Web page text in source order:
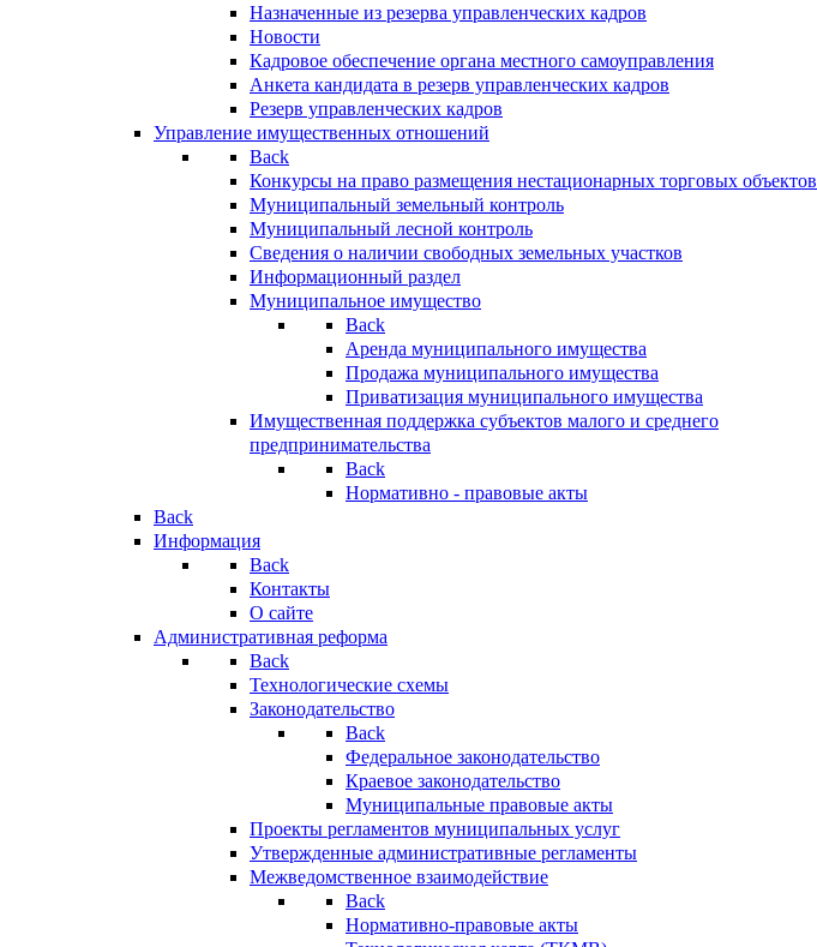
Назначенные из резерва управленческих кадров
Новости
Кадровое обеспечение органа местного самоуправления
Анкета кандидата в резерв управленческих кадров
Резерв управленческих кадров
Управление имущественных отношений
Back
Конкурсы на право размещения нестационарных торговых объектов
Муниципальный земельный контроль
Муниципальный лесной контроль
Сведения о наличии свободных земельных участков
Информационный раздел
Муниципальное имущество
Back
Аренда муниципального имущества
Продажа муниципального имущества
Приватизация муниципального имущества
Имущественная поддержка субъектов малого и среднего
предпринимательства
Back
Нормативно - правовые акты
Back
Информация
Back
Контакты
О сайте
Административная реформа
Back
Технологические схемы
Законодательство
Back
Федеральное законодательство
Краевое законодательство
Муниципальные правовые акты
Проекты регламентов муниципальных услуг
Утвержденные административные регламенты
Межведомственное взаимодействие
Back
Нормативно-правовые акты